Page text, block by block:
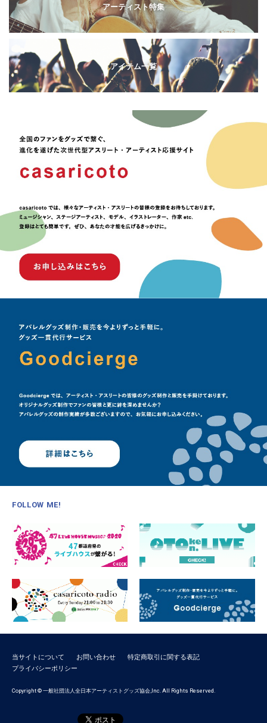
アーティスト特集
アイテム一覧
FOLLOW ME!
当サイトについて お問い合わせ
特定商取引に関する表記
プライバシーポリシー
Copyright © 一般社団法人全日本アーティストグッズ協会,Inc. All Rights Reserved.